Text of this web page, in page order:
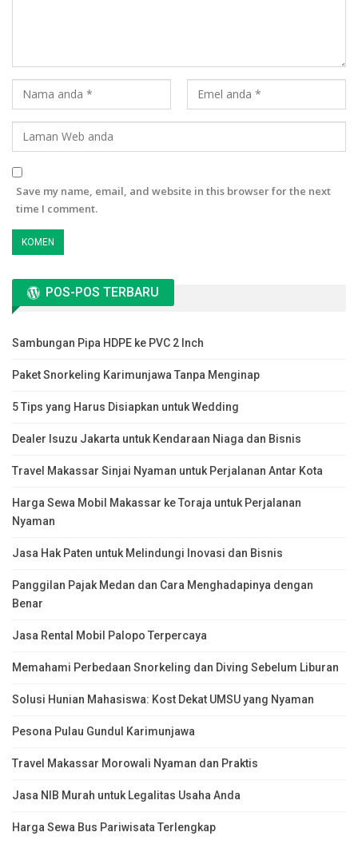
Save my name, email, and website in this browser for the next
time I comment.
POS-POS TERBARU
Sambungan Pipa HDPE ke PVC 2 Inch
Paket Snorkeling Karimunjawa Tanpa Menginap
5 Tips yang Harus Disiapkan untuk Wedding
Dealer Isuzu Jakarta untuk Kendaraan Niaga dan Bisnis
Travel Makassar Sinjai Nyaman untuk Perjalanan Antar Kota
Harga Sewa Mobil Makassar ke Toraja untuk Perjalanan
Nyaman
Jasa Hak Paten untuk Melindungi Inovasi dan Bisnis
Panggilan Pajak Medan dan Cara Menghadapinya dengan
Benar
Jasa Rental Mobil Palopo Terpercaya
Memahami Perbedaan Snorkeling dan Diving Sebelum Liburan
Solusi Hunian Mahasiswa: Kost Dekat UMSU yang Nyaman
Pesona Pulau Gundul Karimunjawa
Travel Makassar Morowali Nyaman dan Praktis
Jasa NIB Murah untuk Legalitas Usaha Anda
Harga Sewa Bus Pariwisata Terlengkap